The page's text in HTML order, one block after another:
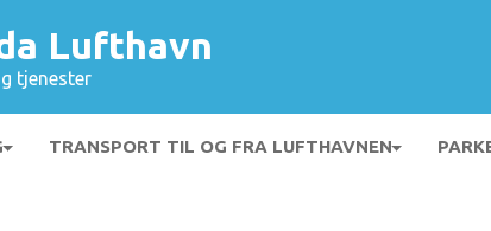
Lufthavn
tjenester
TRANSPORT TIL OG FRA LUFTHAVNEN